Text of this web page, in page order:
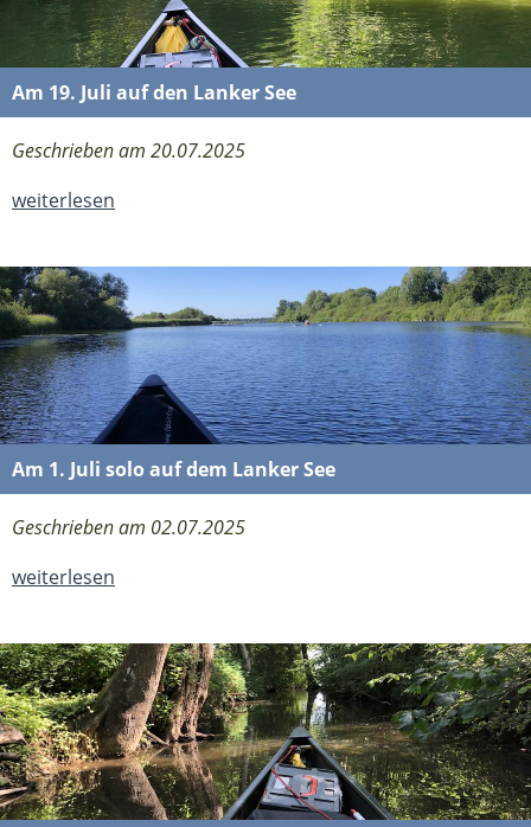
Am 19. Juli auf den Lanker See
Geschrieben am 20.07.2025
weiterlesen
Am 1. Juli solo auf dem Lanker See
Geschrieben am 02.07.2025
weiterlesen